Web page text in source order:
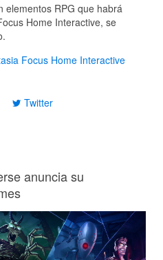
elementos RPG que habrá
Home Interactive, se
Focus Home Interactive
Twitter
anuncia su